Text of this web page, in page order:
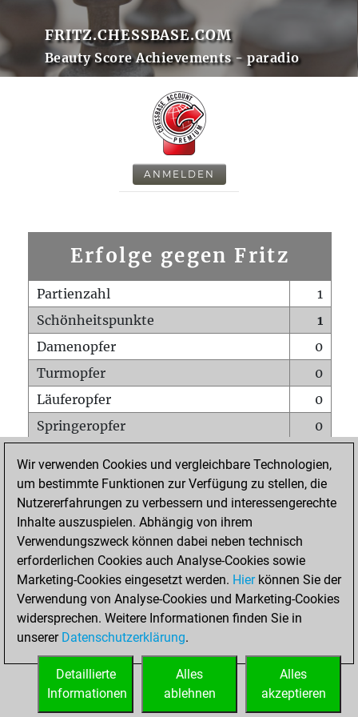
FRITZ.CHESSBASE.COM
Beauty Score Achievements - paradio
ANMELDEN
Erfolge gegen Fritz
Partienzahl
1
Schönheitspunkte
1
Damenopfer
0
Turmopfer
0
Läuferopfer
0
Springeropfer
0
Matt auf vollem Brett
0
Bauer setzt Matt
0
Erstickte Matts
Unterverwandlungen
Türme auf der siebten
0
STARTSEITE
Wir verwenden Cookies und vergleichbare Technologien,
um bestimmte Funktionen zur Verfügung zu stellen, die
Nutzererfahrungen zu verbessern und interessengerechte
Inhalte auszuspielen. Abhängig von ihrem
Verwendungszweck können dabei neben technisch
erforderlichen Cookies auch Analyse-Cookies sowie
Marketing-Cookies eingesetzt werden. Hierkönnen Sie der
Verwendung von Analyse-Cookies und Marketing-Cookies
widersprechen. Weitere Informationen finden Sie in
unserer Datenschutzerklärung.
Alles
akzeptieren
Alles
ablehnen
Detaillierte
Informationen